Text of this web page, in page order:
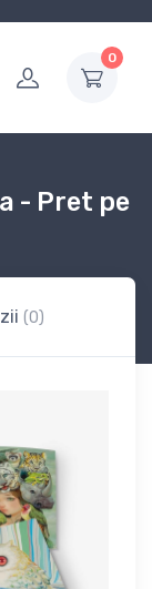
0
- Pret pe
(0)